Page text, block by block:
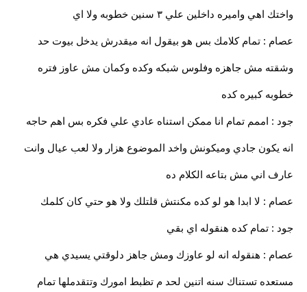
واختك اهي واميره داخلين علي ٣ سنين خطوبه ولا اي
عصام : تمام كلامك بس هو بيقول انه ميقدرش يدخل بيوت حد
وشقته مش جاهزه وفلوس شبكه وكده وكمان مش عاوز فتره
خطوبه كبيره كده
جود : اممم تمام انا ممكن استناه عادي علي فكره بس اهم حاجه
انه يكون جادي وميكونش واخد الموضوع هزار ولا لعب عيال وانت
عارف اني مش بتاعه الكلام ده
عصام : لا ابدا هو لو كده مكنتش قلتلك ولا هو حتي كان كلمك
جود : تمام كده هنقوله اي بقي
عصام : هنقوله انه لو عاوزك ومش جاهز دلوقتي يسيدي هي
مستعده تستناك سنه اتنين لحد م تظبط امورك وتتقدملها تمام